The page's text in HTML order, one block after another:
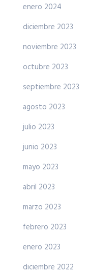
enero 2024
diciembre 2023
noviembre 2023
octubre 2023
septiembre 2023
agosto 2023
julio 2023
junio 2023
mayo 2023
abril 2023
marzo 2023
febrero 2023
enero 2023
diciembre 2022